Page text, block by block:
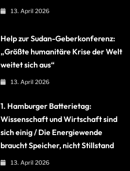
13. April 2026
Help zur Sudan-Geberkonferenz:
„Größte humanitäre Krise der Welt
weitet sich aus“
13. April 2026
1. Hamburger Batterietag:
Wissenschaft und Wirtschaft sind
sich einig / Die Energiewende
braucht Speicher, nicht Stillstand
13. April 2026